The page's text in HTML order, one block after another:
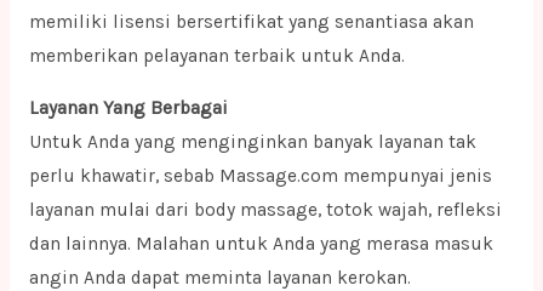
memiliki lisensi bersertifikat yang senantiasa akan
memberikan pelayanan terbaik untuk Anda.
Layanan Yang Berbagai
Untuk Anda yang menginginkan banyak layanan tak
perlu khawatir, sebab Massage.com mempunyai jenis
layanan mulai dari body massage, totok wajah, refleksi
dan lainnya. Malahan untuk Anda yang merasa masuk
angin Anda dapat meminta layanan kerokan.